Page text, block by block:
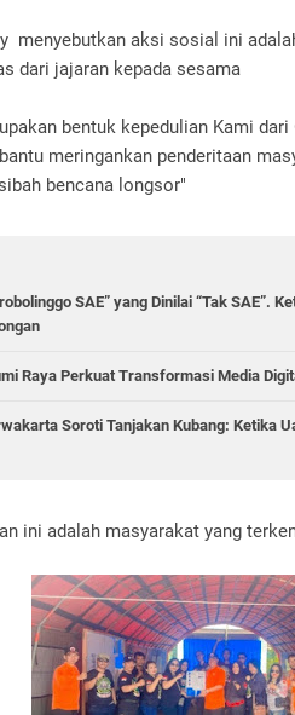
menyebutkan aksi sosial ini
dari jajaran kepada sesama
bentuk kepedulian Kami
meringankan penderitaan
bencana longsor"
SAE” yang Dinilai “Tak SAE”.
Raya Perkuat Transformasi Media
Soroti Tanjakan Kubang: Ketika
ini adalah masyarakat yang